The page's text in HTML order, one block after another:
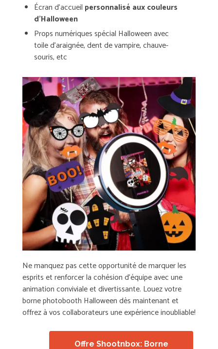
Écran d’accueil personnalisé aux couleurs
d’Halloween
Props numériques spécial Halloween avec
toile d’araignée, dent de vampire, chauve-
souris, etc
Ne manquez pas cette opportunité de marquer les
esprits et renforcer la cohésion d’équipe avec une
animation conviviale et divertissante. Louez votre
borne photobooth Halloween dès maintenant et
offrez à vos collaborateurs une expérience inoubliable!
Offre Shootnbox: Borne